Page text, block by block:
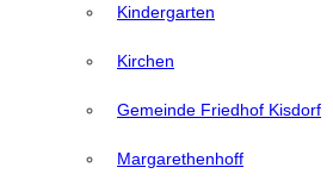
Kindergarten
Kirchen
Gemeinde Friedhof Kisdorf
Margarethenhoff